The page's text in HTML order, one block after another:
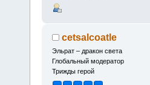
cetsalcoatle
Эльрат – дракон света
Глобальный модератор
Трижды герой